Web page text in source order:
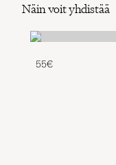
Näin voit yhdistää
55€